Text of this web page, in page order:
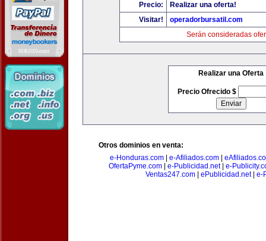
Precio:
Realizar una oferta!
Visitar!
operadorbursatil.com
Serán consideradas
Realizar una Oferta
Precio Ofrecido $
Otros dominios en venta:
e-Honduras.com| e-Afiliados.com|
OfertaPyme.com| e-Publicidad.net| e-
Ventas247.com
ePublicidad.net| e-